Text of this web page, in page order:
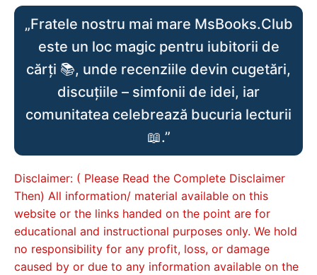
„Fratele nostru mai mare MsBooks.Club
este un loc magic pentru iubitorii de
cărți 📚, unde recenziile devin cugetări,
discuțiile – simfonii de idei, iar
comunitatea celebrează bucuria lecturii
📖.”
Disclaimer: ( Please Read the Complete Disclaimer
Then) All information/ material available on this
website or the links handed on the point are for
educational and instructional purposes only. We hold
no responsibility for any profit, loss, or damage
caused by or due to any information available on the